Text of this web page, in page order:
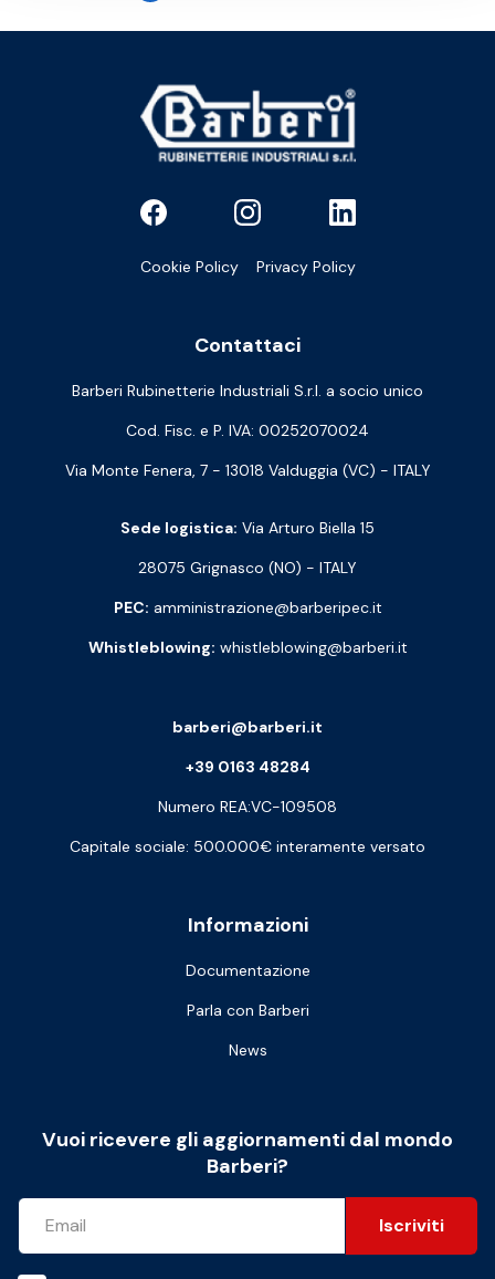
Cookie Policy Privacy Policy
Contattaci
Barberi Rubinetterie Industriali S.r.l. a socio unico
Cod. Fisc. e P. IVA: 00252070024
Via Monte Fenera, 7 - 13018 Valduggia (VC) - ITALY
Sede logistica: Via Arturo Biella 15
28075 Grignasco (NO) - ITALY
PEC: amministrazione@barberipec.it
Whistleblowing: whistleblowing@barberi.it
Informazioni
Documentazione
Parla con Barberi
News
barberi@barberi.it
+39 0163 48284
Numero REA:VC-109508
Capitale sociale: 500.000€ interamente versato
Vuoi ricevere gli aggiornamenti dal mondo
Barberi?
Iscriviti